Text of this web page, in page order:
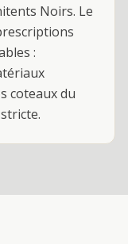
Noirs. Le
:
coteaux du